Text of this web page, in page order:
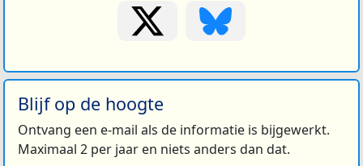
Blijf op de hoogte
Ontvang een e-mail als de informatie is bijgewerkt.
Maximaal 2 per jaar en niets anders dan dat.